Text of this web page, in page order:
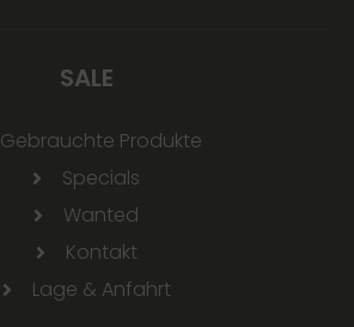
SALE
Gebrauchte Produkte
Specials
Wanted
Kontakt
Lage & Anfahrt